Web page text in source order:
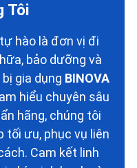
Tôi
tự hào là đơn vị đi
bảo dưỡng và
gia dụng BINOVA
hiểu chuyên sâu
hãng, chúng tôi
tối ưu, phục vụ liên
Cam kết linh